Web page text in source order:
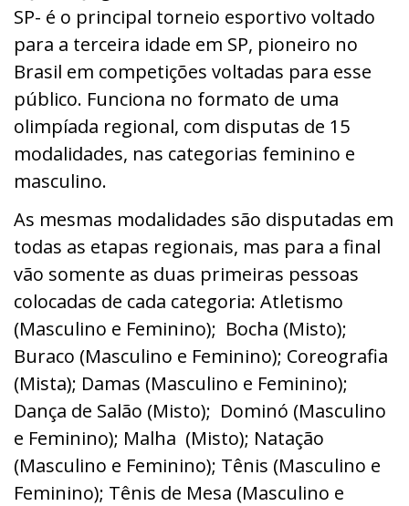
SP- é o principal torneio esportivo voltado
para a terceira idade em SP, pioneiro no
Brasil em competições voltadas para esse
público. Funciona no formato de uma
olimpíada regional, com disputas de 15
modalidades, nas categorias feminino e
masculino.
As mesmas modalidades são disputadas em
todas as etapas regionais, mas para a final
vão somente as duas primeiras pessoas
colocadas de cada categoria: Atletismo
(Masculino e Feminino); Bocha (Misto);
Buraco (Masculino e Feminino); Coreografia
(Mista); Damas (Masculino e Feminino);
Dança de Salão (Misto); Dominó (Masculino
e Feminino); Malha (Misto); Natação
(Masculino e Feminino); Tênis (Masculino e
Feminino); Tênis de Mesa (Masculino e